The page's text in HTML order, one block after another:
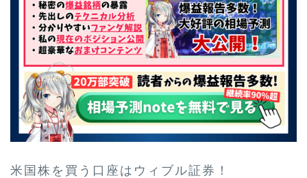
米国株を買う口座はウィブル証券！